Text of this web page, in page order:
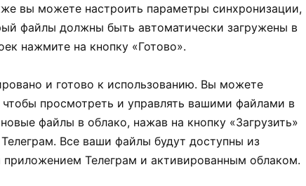
вы можете настроить параметры синхронизации,
файлы должны быть автоматически загружены в
нажмите на кнопку «Готово».
и готово к использованию. Вы можете
просмотреть и управлять вашими файлами в
файлы в облако, нажав на кнопку «Загрузить»
Все ваши файлы будут доступны из
Телеграм и активированным облаком.